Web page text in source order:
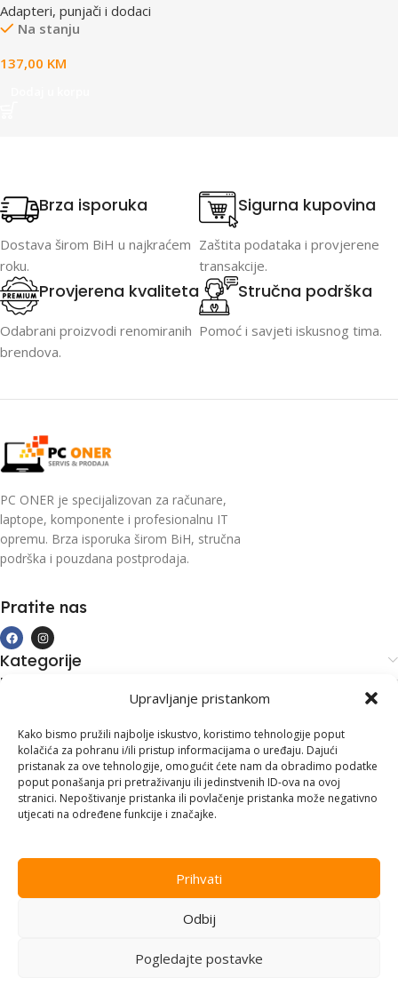
Upravljanje pristankom
Kako bismo pružili najbolje iskustvo, koristimo tehnologije poput
kolačića za pohranu i/ili pristup informacijama o uređaju. Dajući
pristanak za ove tehnologije, omogućit ćete nam da obradimo podatke
poput ponašanja pri pretraživanju ili jedinstvenih ID-ova na ovoj
stranici. Nepoštivanje pristanka ili povlačenje pristanka može negativno
utjecati na određene funkcije i značajke.
Prihvati
Odbij
Pogledajte postavke
Black
Adapteri, punjači i dodaci
Na stanju
137,00 KM
Brza isporuka
Dostava širom BiH u najkraćem
roku.
Sigurna kupovina
Zaštita podataka i provjerene
transakcije.
Provjerena kvaliteta
Odabrani proizvodi renomiranih
brendova.
Stručna podrška
Pomoć i savjeti iskusnog tima.
PC ONER je specijalizovan za računare,
laptope, komponente i profesionalnu IT
opremu. Brza isporuka širom BiH, stručna
podrška i pouzdana postprodaja.
Pratite nas
Kategorije
Kupovina i podrška
Kontakt informacije
Branilaca Bosne, 75 300 Lukavac
+387 35 555 999
info@pconer.ba
Vision.